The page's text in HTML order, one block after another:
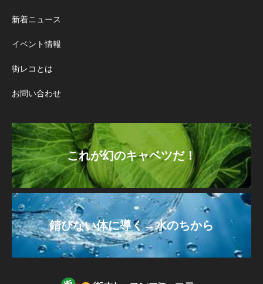
新着ニュース
イベント情報
街レコとは
お問い合わせ
これが幻のキャベツだ！
錆びない体に導く→水のちから